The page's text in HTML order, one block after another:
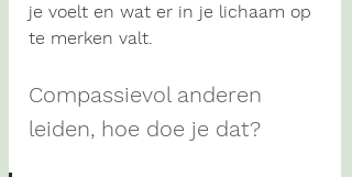
je voelt en wat er in je lichaam op
te merken valt.
Compassievol anderen
leiden, hoe doe je dat?